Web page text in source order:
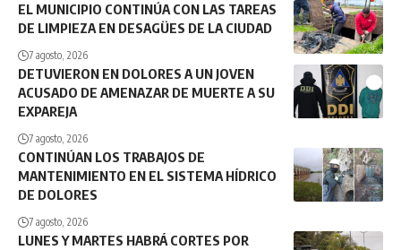
EL MUNICIPIO CONTINÚA CON LAS TAREAS
DE LIMPIEZA EN DESAGÜES DE LA CIUDAD
7 agosto, 2026
DETUVIERON EN DOLORES A UN JOVEN
ACUSADO DE AMENAZAR DE MUERTE A SU
EXPAREJA
7 agosto, 2026
CONTINÚAN LOS TRABAJOS DE
MANTENIMIENTO EN EL SISTEMA HÍDRICO
DE DOLORES
7 agosto, 2026
LUNES Y MARTES HABRÁ CORTES POR